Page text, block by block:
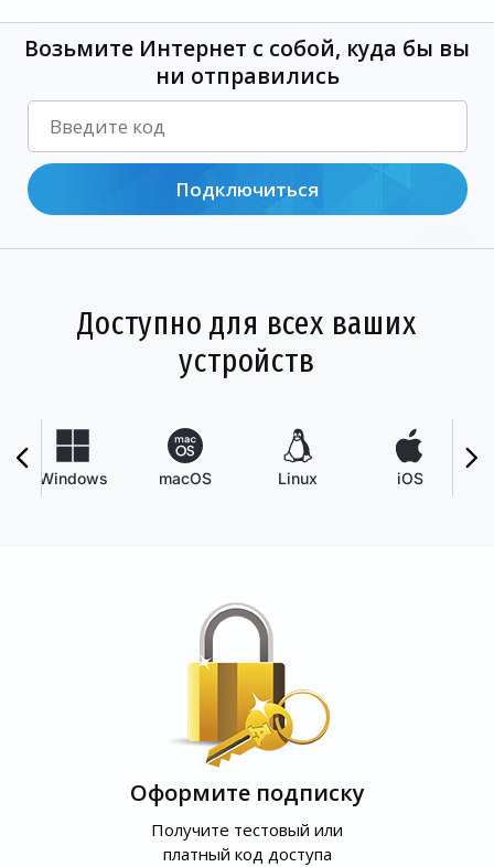
Возьмите Интернет с собой, куда бы вы
ни отправились
Подключиться
Доступно для всех ваших
устройств
Windows macOS Linux iOS
Оформите подписку
Получите тестовый или
платный код доступа